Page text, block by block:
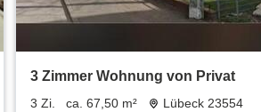
3 Zimmer Wohnung von Privat
3 Zi. ca. 67,50 m² Lübeck 23554